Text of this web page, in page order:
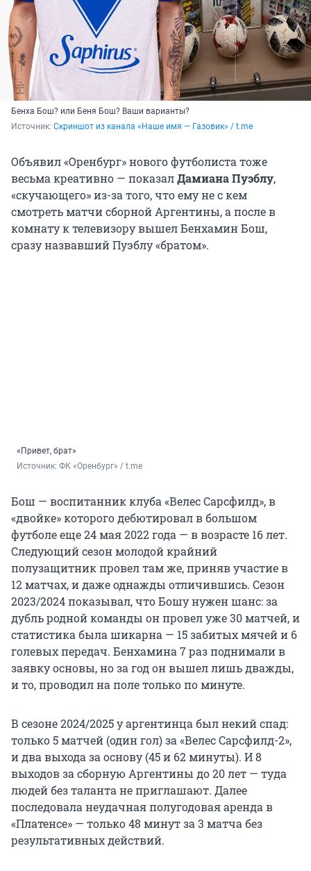
Бенха Бош? или Беня Бош? Ваши варианты?
Источник: Скриншот из канала «Наше имя — Газовик» / t.me
Объявил «Оренбург» нового футболиста тоже
весьма креативно — показалДамиана Пуэблу,
«скучающего» из-за того, что ему не с кем
смотреть матчи сборной Аргентины, а после в
комнату к телевизору вышел Бенхамин Бош,
сразу назвавший Пуэблу «братом».
«Привет, брат»
Источник: ФК «Оренбург» / t.me
Бош — воспитанник клуба «Велес Сарсфилд», в
«двойке» которого дебютировал в большом
футболе еще 24 мая 2022 года — в возрасте 16 лет.
Следующий сезон молодой крайний
полузащитник провел там же, приняв участие в
12 матчах, и даже однажды отличившись. Сезон
2023/2024 показывал, что Бошу нужен шанс: за
дубль родной команды он провел уже 30 матчей, и
статистика была шикарна — 15 забитых мячей и 6
голевых передач. Бенхамина 7 раз поднимали в
заявку основы, но за год он вышел лишь дважды,
и то, проводил на поле только по минуте.
В сезоне 2024/2025 у аргентинца был некий спад:
только 5 матчей (один гол) за «Велес Сарсфилд-2»,
и два выхода за основу (45 и 62 минуты). И 8
выходов за сборную Аргентины до 20 лет — туда
людей без таланта не приглашают. Далее
последовала неудачная полугодовая аренда в
«Платенсе» — только 48 минут за 3 матча без
результативных действий.